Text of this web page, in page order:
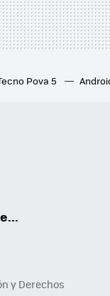
Pova 5
y Derechos